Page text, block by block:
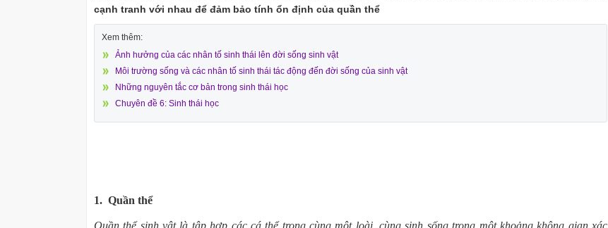
cạnh tranh với nhau để đảm bảo tính ổn định của quần thể
Xem thêm:
Ảnh hưởng của các nhân tố sinh thái lên đời sống sinh vật
Môi trường sống và các nhân tố sinh thái tác động đến đời sống của sinh vật
Những nguyên tắc cơ bản trong sinh thái học
Chuyên đề 6: Sinh thái học
1. Quần thể